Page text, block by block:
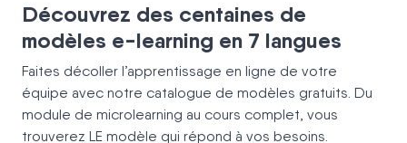
Découvrez des centaines de
modèles e-learning en 7 langues
Faites décoller l’apprentissage en ligne de votre
équipe avec notre catalogue de modèles gratuits. Du
module de microlearning au cours complet, vous
trouverez LE modèle qui répond à vos besoins.